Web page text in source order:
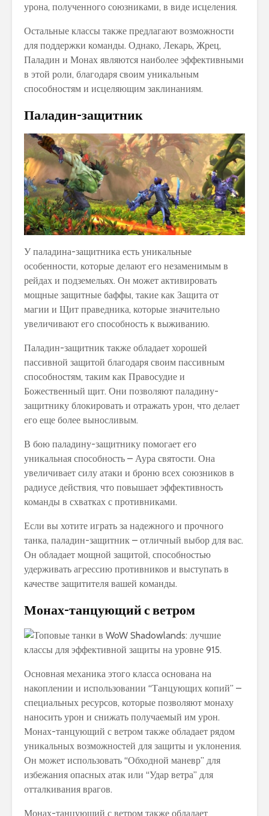
урона, полученного союзниками, в виде исцеления.
Остальные классы также предлагают возможности
для поддержки команды. Однако, Лекарь, Жрец,
Паладин и Монах являются наиболее эффективными
в этой роли, благодаря своим уникальным
способностям и исцеляющим заклинаниям.
Паладин-защитник
У паладина-защитника есть уникальные
особенности, которые делают его незаменимым в
рейдах и подземельях. Он может активировать
мощные защитные баффы, такие как Защита от
магии и Щит праведника, которые значительно
увеличивают его способность к выживанию.
Паладин-защитник также обладает хорошей
пассивной защитой благодаря своим пассивным
способностям, таким как Правосудие и
Божественный щит. Они позволяют паладину-
защитнику блокировать и отражать урон, что делает
его еще более выносливым.
В бою паладину-защитнику помогает его
уникальная способность – Аура святости. Она
увеличивает силу атаки и броню всех союзников в
радиусе действия, что повышает эффективность
команды в схватках с противниками.
Если вы хотите играть за надежного и прочного
танка, паладин-защитник – отличный выбор для вас.
Он обладает мощной защитой, способностью
удерживать агрессию противников и выступать в
качестве защитителя вашей команды.
Монах-танцующий с ветром
Основная механика этого класса основана на
накоплении и использовании “Танцующих копий” –
специальных ресурсов, которые позволяют монаху
наносить урон и снижать получаемый им урон.
Монах-танцующий с ветром также обладает рядом
уникальных возможностей для защиты и уклонения.
Он может использовать “Обходной маневр” для
избежания опасных атак или “Удар ветра” для
отталкивания врагов.
Монах-танцующий с ветром также обладает